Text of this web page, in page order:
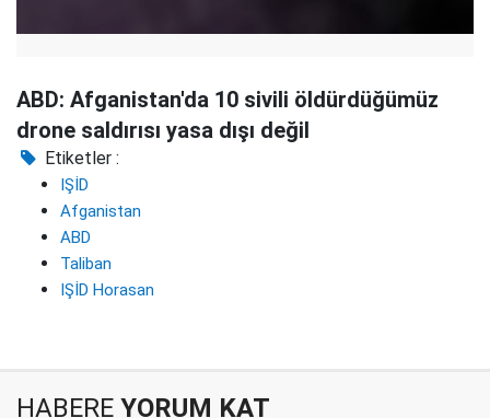
ABD: Afganistan'da 10 sivili öldürdüğümüz
drone saldırısı yasa dışı değil
Etiketler :
IŞİD
Afganistan
ABD
Taliban
IŞİD Horasan
HABERE YORUM KAT